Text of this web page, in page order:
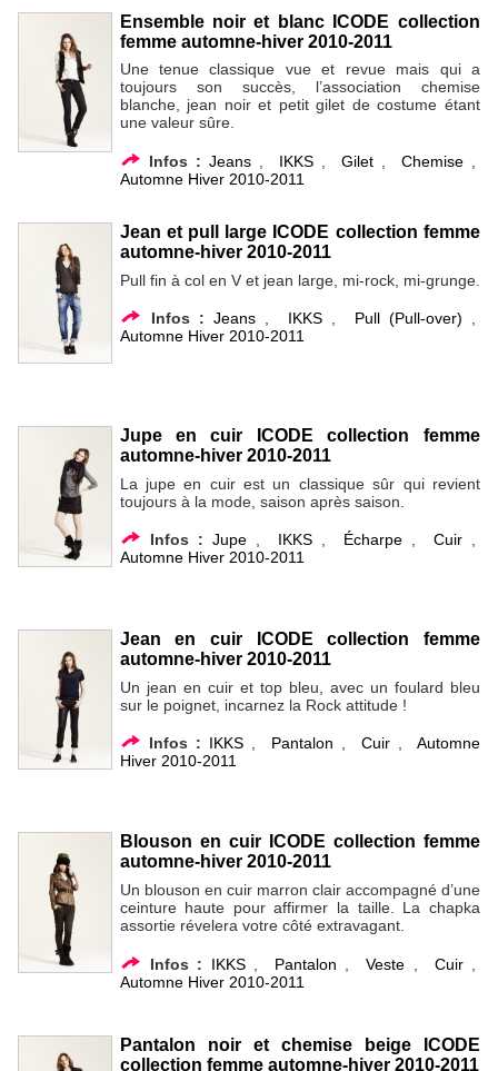
Ensemble noir et blanc ICODE collection
femme automne-hiver 2010-2011
Une tenue classique vue et revue mais qui a
toujours son succès, l’association chemise
blanche, jean noir et petit gilet de costume étant
une valeur sûre.
Infos : Jeans IKKS ,Gilet ,Chemise
Automne Hiver 2010-2011
Jean et pull large ICODE collection femme
automne-hiver 2010-2011
Pull fin à col en V et jean large, mi-rock, mi-grunge.
Infos : Jeans , IKKS, Pull (Pull-over) ,
Automne Hiver 2010-2011
Jupe en cuir ICODE collection femme
automne-hiver 2010-2011
La jupe en cuir est un classique sûr qui revient
toujours à la mode, saison après saison.
Infos : Jupe IKKS Écharpe ,Cuir
Automne Hiver 2010-2011
Jean en cuir ICODE collection femme
automne-hiver 2010-2011
Un jean en cuir et top bleu, avec un foulard bleu
sur le poignet, incarnez la Rock attitude !
Infos : IKKS Pantalon ,Cuir ,Automne
Hiver 2010-2011
Blouson en cuir ICODE collection femme
automne-hiver 2010-2011
Un blouson en cuir marron clair accompagné d’une
ceinture haute pour affirmer la taille. La chapka
assortie révelera votre côté extravagant.
Infos : IKKS, Pantalon ,Veste Cuir,
Automne Hiver 2010-2011
Pantalon noir et chemise beige ICODE
collection femme automne-hiver 2010-2011